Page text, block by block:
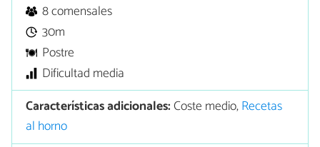
8 comensales
30m
Postre
Dificultad media
Características adicionales:Coste medio,Recetas
al horno